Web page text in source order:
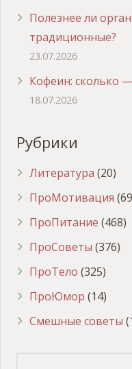
Полезнее ли
традиционные?
23.07.2026
Кофеин: сколько
18.07.2026
Рубрики
Литература (20)
ПроМотивация
ПроПитание (468)
ПроСоветы (376)
ПроТело (325)
ПроЮмор (14)
Смешные советы